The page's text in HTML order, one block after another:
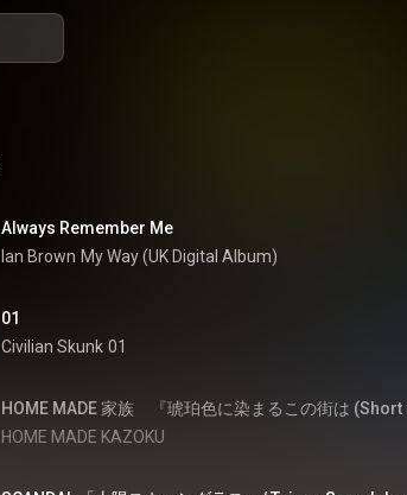
Always Remember Me
Ian Brown My Way (UK Digital Album)
01
Civilian Skunk 01
HOME MADE KAZOKU